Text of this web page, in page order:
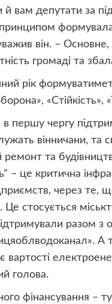
й вам депутати за
він. –
громаді та
рік
«Стійкість»,
в першу чергу
вінничани, та
та
– це критична
через те,
стосується
разом з
А
вартості
голова.
фінансування –